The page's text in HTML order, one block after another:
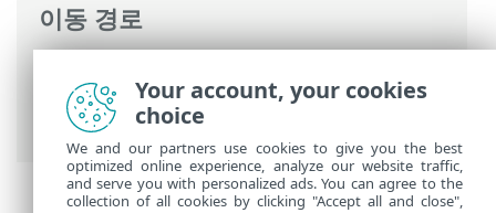
이동 경로
Prem>설치>Windows의 구성 요소 설치
> 장애 조치(Failover) 클러스터 - WIndows
Your account, your cookies
choice
We and our partners use cookies to give you the best
optimized online experience, analyze our website traffic,
and serve you with personalized ads. You can agree to the
collection of all cookies by clicking "Accept all and close",